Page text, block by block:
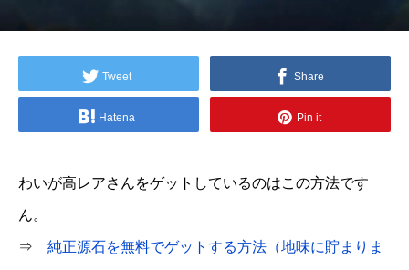
Tweet Share
Hatena Pin it
わいが高レアさんをゲットしているのはこの方法です
ん。
⇒ 純正源石を無料でゲットする方法（地味に貯まりま